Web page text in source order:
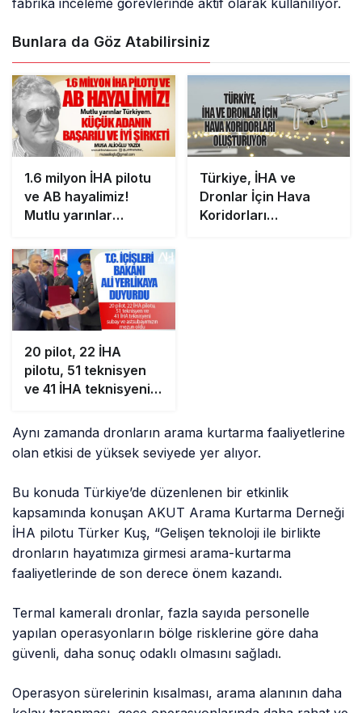
fabrika inceleme görevlerinde aktif olarak kullanılıyor.
Bunlara da Göz Atabilirsiniz
1.6 milyon İHA pilotu
ve AB hayalimiz!
Mutlu yarınlar
adanın başarılı ve iyi
şirketi
Türkiye, İHA ve
Dronlar İçin Hava
Koridorları
20 pilot, 22 İHA
pilotu, 51 teknisyen
ve 41 İHA teknisyeni
astsubayımızın
mezun oldu
Aynı zamanda dronların arama kurtarma faaliyetlerine
olan etkisi de yüksek seviyede yer alıyor.
Bu konuda Türkiye’de düzenlenen bir etkinlik
kapsamında konuşan AKUT Arama Kurtarma Derneği
İHA pilotu Türker Kuş, “Gelişen teknoloji ile birlikte
dronların hayatımıza girmesi arama-kurtarma
faaliyetlerinde de son derece önem kazandı.
Termal kameralı dronlar, fazla sayıda personelle
yapılan operasyonların bölge risklerine göre daha
güvenli, daha sonuç odaklı olmasını sağladı.
Operasyon sürelerinin kısalması, arama alanının daha